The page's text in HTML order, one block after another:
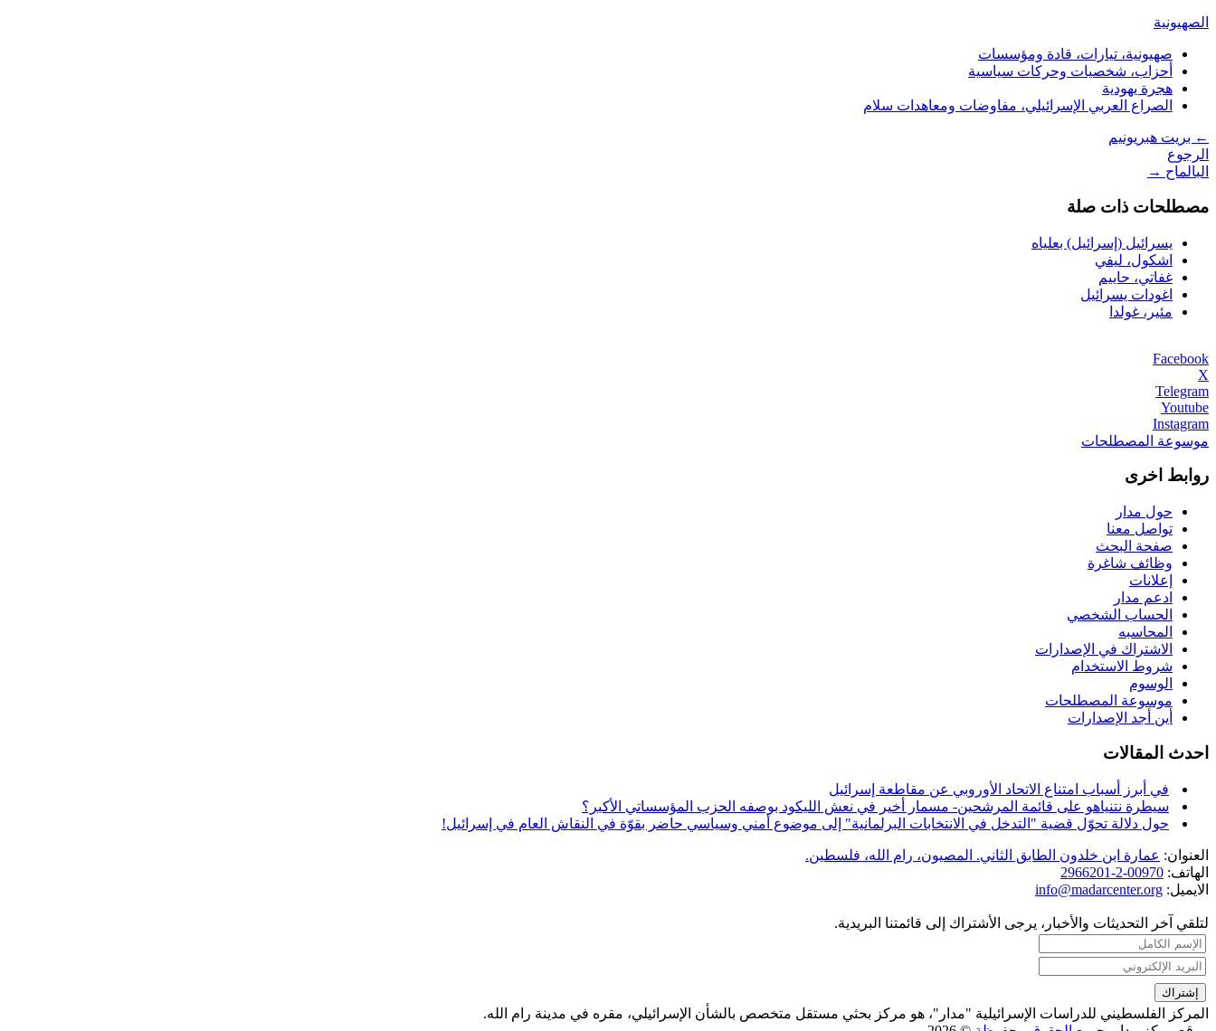
الصهيونية
صهيونية، تيارات، قادة ومؤسسات
أحزاب، شخصيات وحركات سياسية
هجرة يهودية
الصراع العربي الإسرائيلي، مفاوضات ومعاهدات سلام
← بريت هبريونيم
الرجوع
البالماح →
مصطلحات ذات صلة
يسرائيل (إسرائيل) بعلياه
اشكول، ليفي
غفاتي، حاييم
اغودات يسرائيل
مئير، غولدا
Facebook
X
Telegram
Youtube
Instagram
موسوعة المصطلحات
روابط اخرى
حول مدار
تواصل معنا
صفحة البحث
وظائف شاغرة
إعلانات
ادعم مدار
الحساب الشخصي
المحاسبه
الاشتراك في الإصدارات
شروط الاستخدام
الوسوم
موسوعة المصطلحات
أين أجد الإصدارات
احدث المقالات
في أبرز أسباب امتناع الاتحاد الأوروبي عن مقاطعة إسرائيل
سيطرة نتنياهو على قائمة المرشحين- مسمار أخير في نعش الليكود بوصفه الحزب المؤسساتي الأكبر؟
حول دلالة تحوّل قضية "التدخل في الانتخابات البرلمانية" إلى موضوع أمني وسياسي حاضر بقوّة في النقاش العام في إسرائيل!
العنوان: عمارة ابن خلدون الطابق الثاني. المصيون، رام الله، فلسطين.
الهاتف: 00970-2-2966201
الايميل: info@madarcenter.org
لتلقي آخر التحديثات والأخبار، يرجى الأشتراك إلى قائمتنا البريدية.
المركز الفلسطيني للدراسات الإسرائيلية "مدار"، هو مركز بحثي مستقل متخصص بالشأن الإسرائيلي، مقره في مدينة رام الله.